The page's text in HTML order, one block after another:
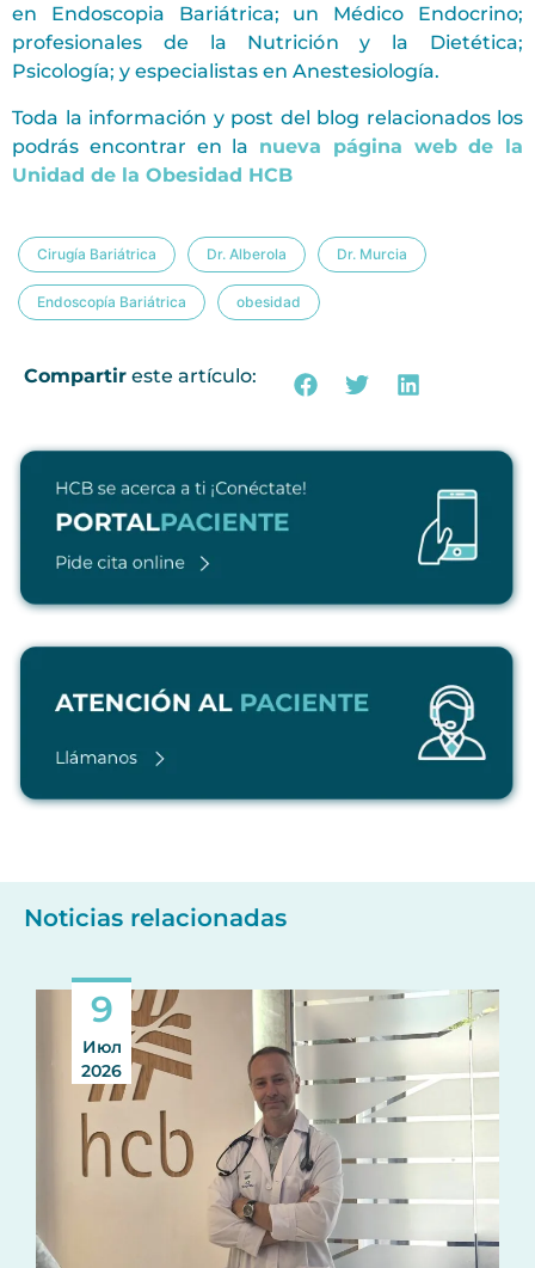
en Endoscopia Bariátrica; un Médico Endocrino;
profesionales de la Nutrición y la Dietética;
Psicología; y especialistas en Anestesiología.
Toda la información y post del blog relacionados los
podrás encontrar en la nueva página web de la
Unidad de la Obesidad HCB
Cirugía Bariátrica Dr. Alberola Dr. Murcia
Endoscopía Bariátrica obesidad
Compartir este artículo:
Noticias relacionadas
9
Июл
2026